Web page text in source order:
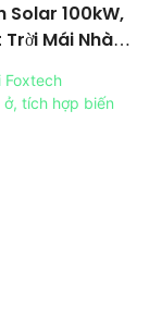
Solar 100kW,
Mái Nhà